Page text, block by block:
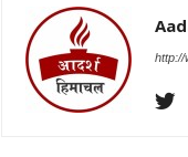
http://